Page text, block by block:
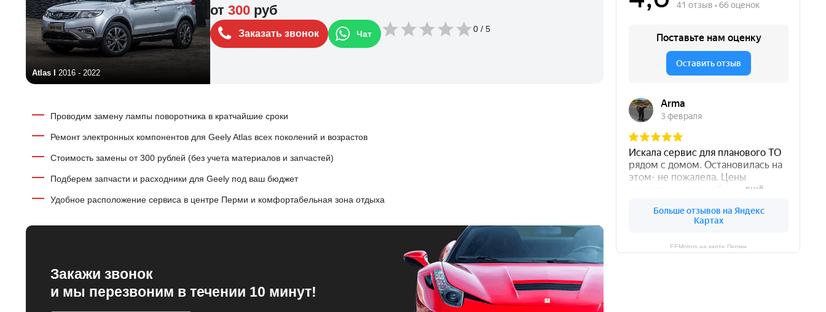
Atlas I 2016 - 2022
от 300 руб
Заказать звонок Чат 0
Проводим замену лампы поворотника в кратчайшие сроки
Ремонт электронных компонентов для Geely Atlas всех поколений и возрастов
Стоимость замены от 300 рублей (без учета материалов и запчастей)
Подберем запчасти и расходники для Geely под ваш бюджет
Удобное расположение сервиса в центре Перми и комфортабельная зона отдыха
Закажи звонок
и мы перезвоним в течении 10 минут!
EEMotors на карте Перми